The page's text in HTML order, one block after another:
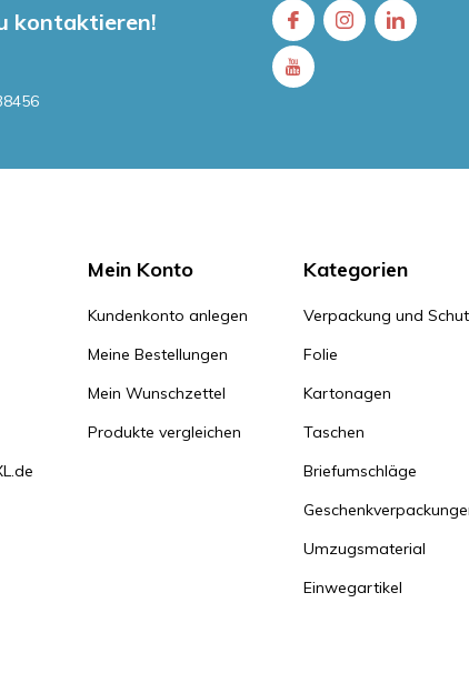
kontaktieren!
Mein Konto
Kundenkonto anlegen
Meine Bestellungen
Mein Wunschzettel
Produkte vergleichen
Kategorien
Verpackung und
Folie
Kartonagen
Taschen
Briefumschläge
Umzugsmaterial
Einwegartikel